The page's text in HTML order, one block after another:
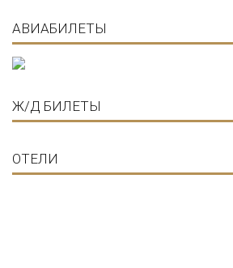
АВИАБИЛЕТЫ
Ж/Д БИЛЕТЫ
ОТЕЛИ